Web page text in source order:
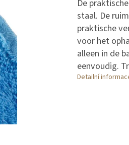
De
staal. De
praktische
voor het
alleen in de
eenvoudig.
Detailní